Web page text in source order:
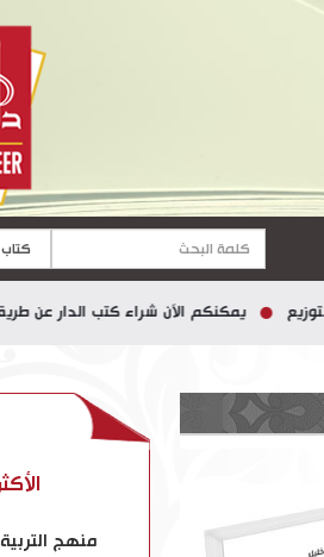
يمكنكم الآن شراء كتب الدار عن طريق
منهج حياة الصحابة 1-4